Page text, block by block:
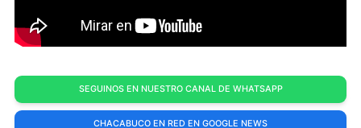
SEGUINOS EN NUESTRO CANAL DE WHATSAPP
CHACABUCO EN RED EN GOOGLE NEWS